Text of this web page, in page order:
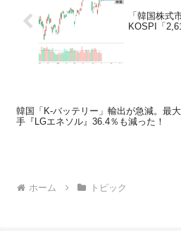
「韓国株式
KOSPI「
韓国「K-バッテリー」輸出が急減。最大
手『LGエネソル』36.4％も減った！
ホーム トピック